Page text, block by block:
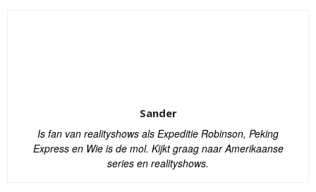
Sander
Is fan van realityshows als Expeditie Robinson, Peking
Express en Wie is de mol. Kijkt graag naar Amerikaanse
series en realityshows.